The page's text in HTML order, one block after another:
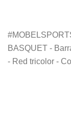
BASQUET -
- Red tricolor -